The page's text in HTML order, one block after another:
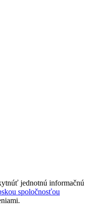
jednotnú informačnú
spoločnosťou